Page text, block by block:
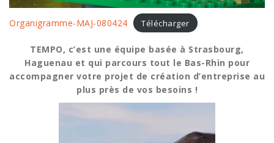
Organigramme-MAJ-080424 Télécharger
TEMPO, c’est une équipe basée à Strasbourg,
Haguenau et qui parcours tout le Bas-Rhin pour
accompagner votre projet de création d’entreprise au
plus près de vos besoins !